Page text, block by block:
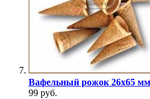
Вафельный рожок 26х65
99 руб.